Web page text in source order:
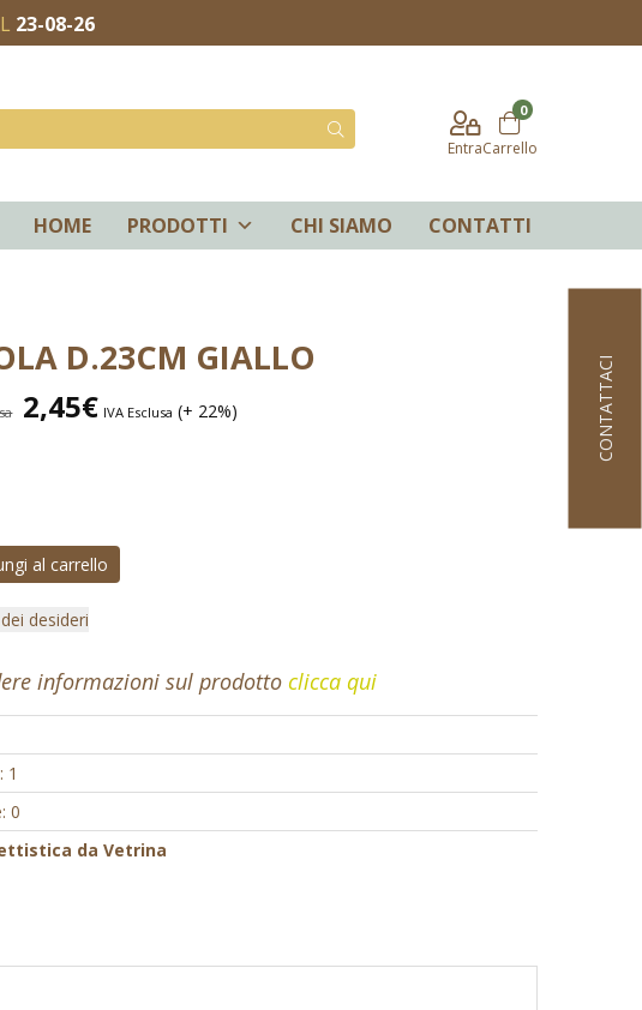
23-08-26
Entra
0
Carrello
HOME PRODOTTI CHI SIAMO CONTATTI
D.23CM GIALLO
2,45€ IVA Esclusa (+ 22%)
al carrello
desideri
informazioni sul prodottoclicca qui
1
0
da Vetrina
CONTATTACI